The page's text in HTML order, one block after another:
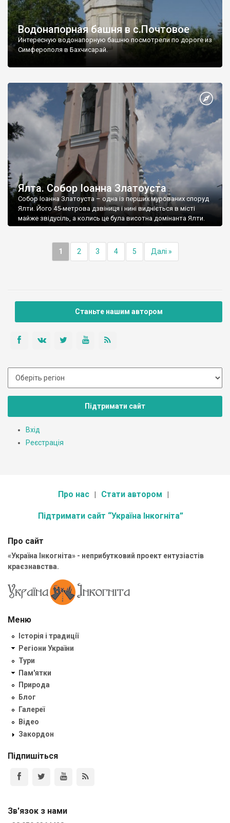
Водонапорная башня в с.Почтовое
Интересную водонапорную башню посмотрели по дороге из
Симферополя в Бахчисарай.
Ялта. Собор Іоанна Златоуста
Собор Іоанна Златоуста – одна із перших мурованих споруд
Ялти. Його 45-метрова дзвіниця і нині видніється в місті
майже звідусіль, а колись це була висотна домінанта Ялти.
1 2 3 4 5 Далі »
Станьте нашим автором
Підтримати сайт
Вхід
Реєстрація
Про нас Стати автором
Підтримати сайт “Україна Інкогніта”
Про сайт
«Україна Інкогніта» - неприбутковий проект ентузіастів
краєзнавства.
Меню
Історія і традиції
Регіони України
Тури
Пам'ятки
Природа
Блог
Галереї
Відео
Закордон
Підпишіться
Зв'язок з нами